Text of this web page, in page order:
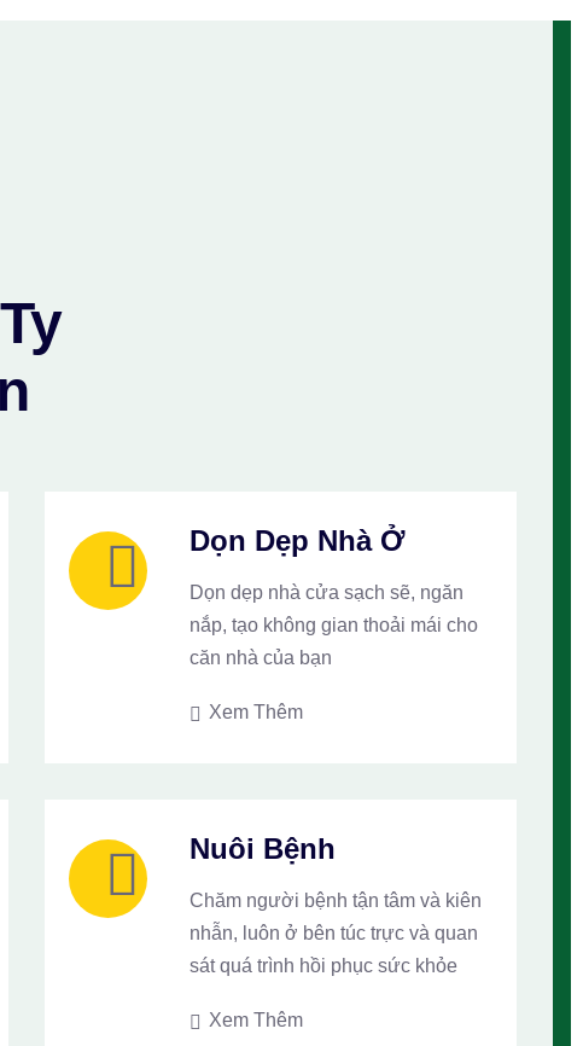
Dọn Dẹp Nhà Ở
Dọn dẹp nhà cửa sạch sẽ, ngăn
nắp, tạo không gian thoải mái cho
căn nhà của bạn
Xem Thêm
Nuôi Bệnh
Chăm người bệnh tận tâm và kiên
nhẫn, luôn ở bên túc trực và quan
sát quá trình hồi phục sức khỏe
Xem Thêm